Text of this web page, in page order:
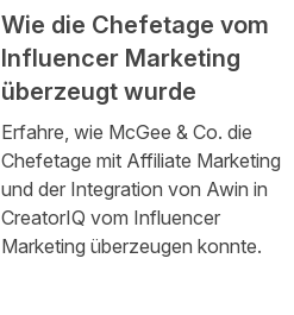
Wie die Chefetage vom
Influencer Marketing
überzeugt wurde
Erfahre, wie McGee & Co. die
Chefetage mit Affiliate Marketing
und der Integration von Awin in
CreatorIQ vom Influencer
Marketing überzeugen konnte.